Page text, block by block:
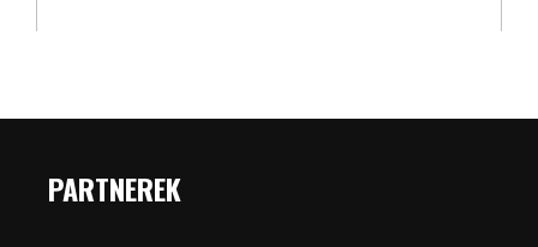
PARTNEREK